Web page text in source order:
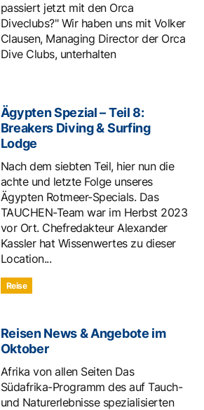
passiert jetzt mit den Orca
Diveclubs?" Wir haben uns mit Volker
Clausen, Managing Director der Orca
Dive Clubs, unterhalten
Ägypten Spezial – Teil 8:
Breakers Diving & Surfing
Lodge
Nach dem siebten Teil, hier nun die
achte und letzte Folge unseres
Ägypten Rotmeer-Specials. Das
TAUCHEN-Team war im Herbst 2023
vor Ort. Chefredakteur Alexander
Kassler hat Wissenwertes zu dieser
Location...
Reise
Reisen News & Angebote im
Oktober
Afrika von allen Seiten Das
Südafrika-Programm des auf Tauch-
und Naturerlebnisse spezialisierten